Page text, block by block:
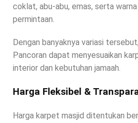
coklat, abu-abu, emas, serta
permintaan.
Dengan banyaknya variasi
Pancoran dapat menyesuaikan
interior dan kebutuhan jamaah.
Harga Fleksibel &
Harga karpet masjid ditentukan